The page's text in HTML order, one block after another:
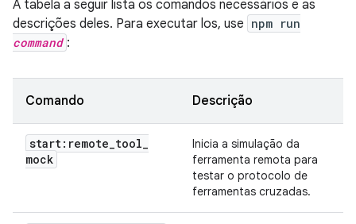
A tabela a seguir lista os comandos necessários e as
descrições deles. Para executar los, use npm run
command :
Comando Descrição
start:remote_tool_
mock
Inicia a simulação da
ferramenta remota para
testar o protocolo de
ferramentas cruzadas.